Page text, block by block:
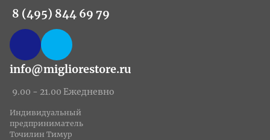
8 (495) 844 69 79
info@migliorestore.ru
9.00 - 21.00 Ежедневно
Индивидуальный
предприниматель
Точилин Тимур